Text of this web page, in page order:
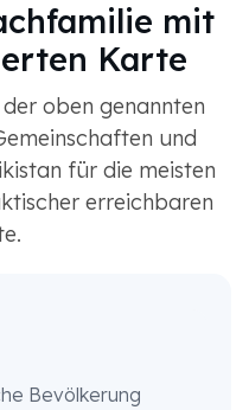
mit
Karte
oben genannten
und
für die meisten
erreichbaren
Bevölkerung